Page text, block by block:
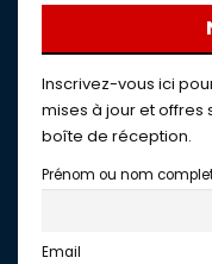
Inscrivez-vous ici
mises à jour et
boîte de réception.
Prénom ou nom
Email